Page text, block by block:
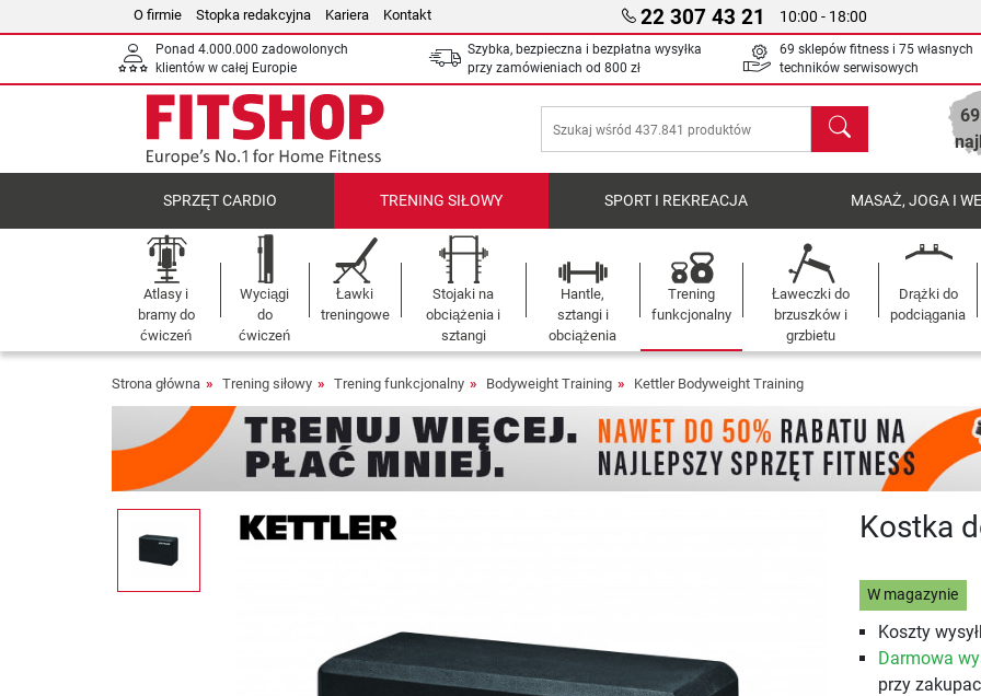
O firmie Stopka redakcyjna Kariera Kontakt 22 307 43 21 10:00 - 18:00
Ponad 4.000.000 zadowolonych
klientów w całej Europie
Szybka, bezpieczna i bezpłatna wysyłka
przy zamówieniach od 800 zł
69 sklepów fitness i 75 własnych
techników serwisowych
Szukaj
SPRZĘT CARDIO TRENING SIŁOWY SPORT I REKREACJA MASAŻ, JOGA I
Atlasy i
bramy do
ćwiczeń
Wyciągi
do
ćwiczeń
Ławki
treningowe
Stojaki na
obciążenia i
sztangi
Hantle,
sztangi i
obciążenia
Trening
funkcjonalny
Ławeczki do
brzuszków i
grzbietu
Drążki do
podciągania
Strona główna Trening siłowy Trening funkcjonalny Bodyweight Training Kettler Bodyweight Training
Kostka
W magazynie
Koszty
Darmowa
przy